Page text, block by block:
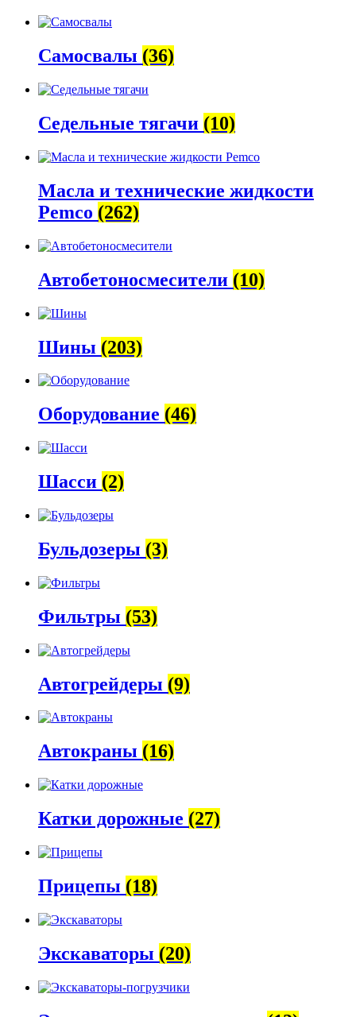
Самосвалы (36)
Седельные тягачи (10)
Масла и технические жидкости
Pemco (262)
Автобетоно­смесители (10)
Шины (203)
Оборудование (46)
Шасси (2)
Бульдозеры (3)
Фильтры (53)
Автогрейдеры (9)
Автокраны (16)
Катки дорожные (27)
Прицепы (18)
Экскаваторы (20)